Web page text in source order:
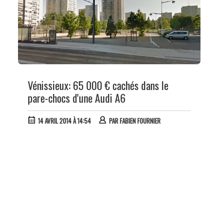
Vénissieux: 65 000 € cachés dans le
pare-chocs d'une Audi A6
14 AVRIL 2014 À 14:54 PARFABIEN FOURNIER